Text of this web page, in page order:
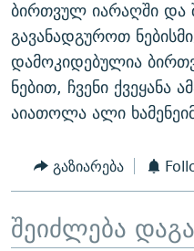
ᲚᲘᲢᲔᲠᲐᲢᲣᲠᲣᲚᲘ
ᲐᲛᲔᲠᲘᲙᲣᲚᲘ ᲛᲝᲗᲮᲠᲝᲑᲐ
ᲘᲛᲞᲔᲠᲘᲐ ᲓᲐ ᲠᲐᲓᲘᲝ
ᲡᲐᲞᲐᲠᲚᲐᲛᲔᲜᲢᲝ
ᲑᲐᲕᲨᲕᲔᲑᲘ ᲞᲠᲝᲡᲢᲘᲢᲣᲪᲘᲐᲨᲘ
5 ᲐᲛᲑᲐᲕᲘ - 20 ᲘᲕᲜᲘᲡᲡ
ᲐᲒᲕᲘᲡᲢᲝᲡ ᲝᲛᲘ
რთე/რთ-ის ყველა
ბირთვულ იარაღში და
გავანადგუროთ
დამოკიდებულია
ნებით, ჩვენი ქვეყანა
აიათოლა ალი
გაზიარება
შეიძლება